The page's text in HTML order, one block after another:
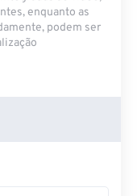
enquanto as
podem ser